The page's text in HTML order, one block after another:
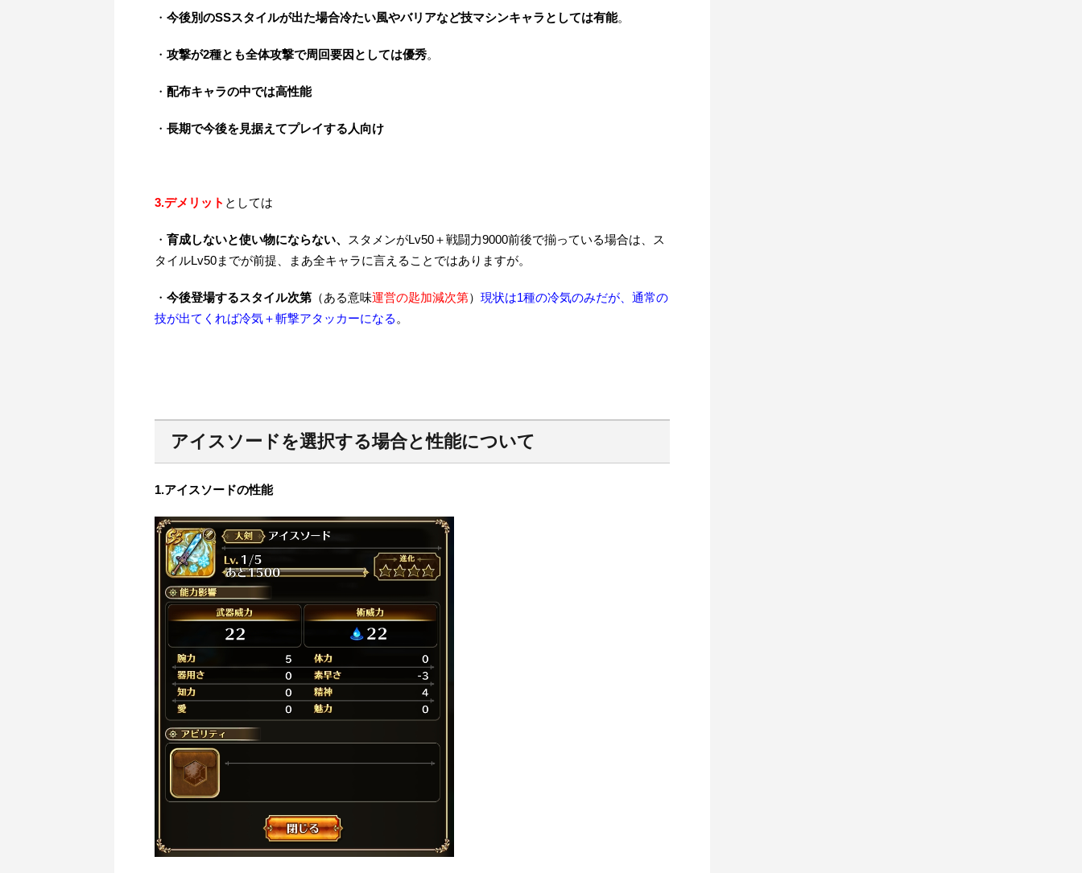
・ 今後別のSSスタイルが出た場合冷たい風やバリアなど技マシンキャラとしては有能。
・ 攻撃が2種とも全体攻撃で周回要因としては優秀。
・ 配布キャラの中では高性能
・ 長期で今後を見据えてプレイする人向け
3.デメリット としては
・ 育成しないと使い物にならない、
スタメンがLv50＋戦闘力9000前後で揃っている場合は、ス
タイルLv50までが前提、まあ全キャラに言えることではありますが。
・ 今後登場するスタイル次第 （ある意味運営の匙加減次第） 現状は1種の冷気のみだが、通常の
技が出てくれば冷気＋斬撃アタッカーになる 。
アイスソードを選択する場合と性能について
1.アイスソードの性能